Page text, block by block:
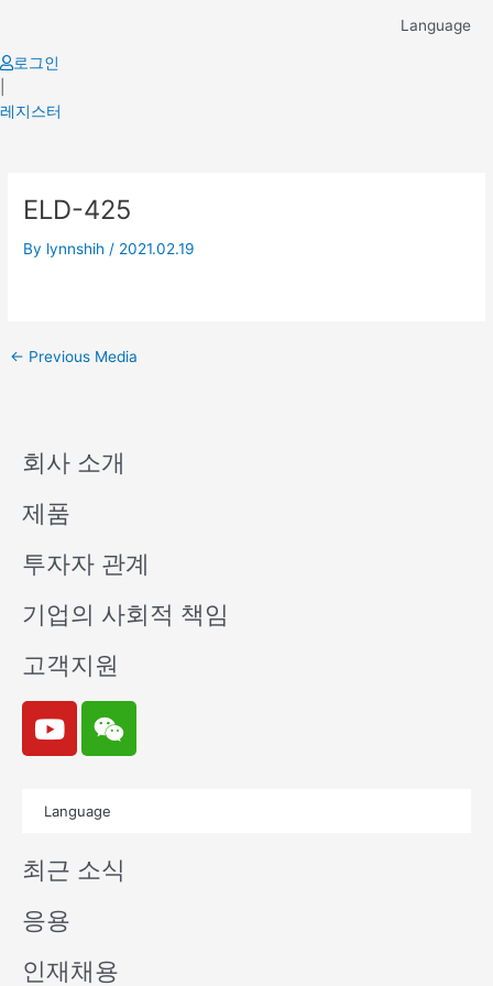
content
Language
로그인
레지스터
ELD-425
By lynnshih / 2021.02.19
navigation
← Previous Media
회사 소개
제품
투자자 관계
기업의 사회적 책임
고객지원
Y
o
u
e
W
e
i
n
Language
최근 소식
응용
인재채용